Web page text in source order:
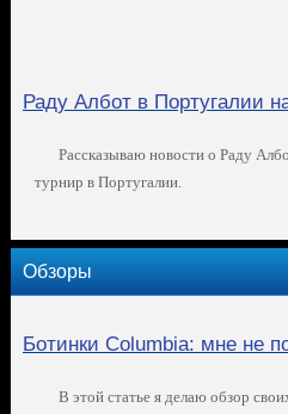
Раду Албот в Португалии
Рассказываю новости о Раду
турнир в Португалии.
Обзоры
В этой статье я делаю обзор